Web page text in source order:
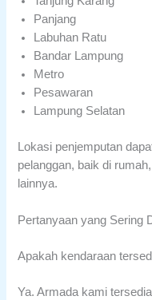
Panjang
Labuhan Ratu
Bandar Lampung
Metro
Pesawaran
Lampung Selatan
Lokasi penjemputan
pelanggan, baik di
lainnya.
Pertanyaan yang Sering
Apakah kendaraan
Ya. Armada kami